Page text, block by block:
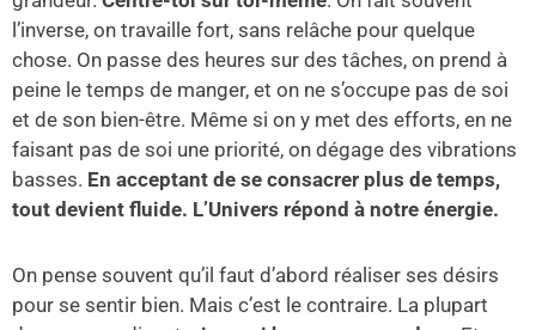
l’inverse, on travaille fort, sans relâche pour quelque
chose. On passe des heures sur des tâches, on prend à
peine le temps de manger, et on ne s’occupe pas de soi
et de son bien-être. Même si on y met des efforts, en ne
faisant pas de soi une priorité, on dégage des vibrations
basses. En acceptant de se consacrer plus de temps,
tout devient fluide. L’Univers répond à notre énergie.
On pense souvent qu’il faut d’abord réaliser ses désirs
pour se sentir bien. Mais c’est le contraire. La plupart